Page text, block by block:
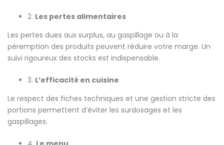
2. Les pertes alimentaires
Les pertes dues aux surplus, au gaspillage ou à la
péremption des produits peuvent réduire votre marge. Un
suivi rigoureux des stocks est indispensable.
3. L’efficacité en cuisine
Le respect des fiches techniques et une gestion stricte des
portions permettent d’éviter les surdosages et les
gaspillages.